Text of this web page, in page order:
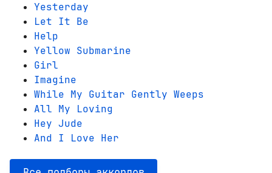
Yesterday
Let It Be
Help
Yellow Submarine
Girl
Imagine
While My Guitar Gently Weeps
All My Loving
Hey Jude
And I Love Her